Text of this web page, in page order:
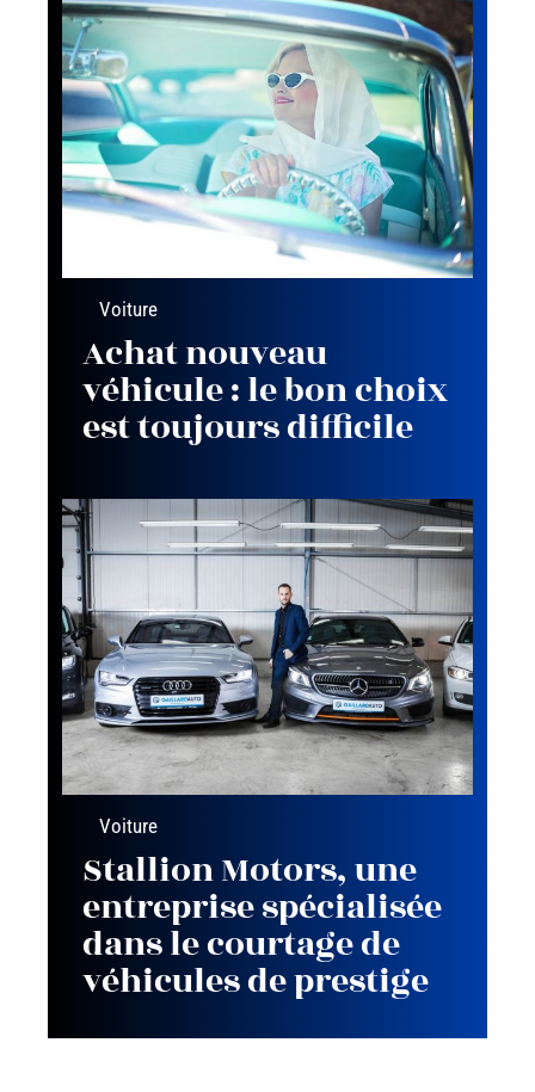
Voiture
Achat nouveau
véhicule : le bon choix
est toujours difficile
Voiture
Stallion Motors, une
entreprise spécialisée
dans le courtage de
véhicules de prestige